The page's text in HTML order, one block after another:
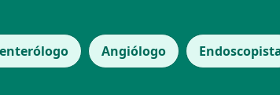
Angiólogo